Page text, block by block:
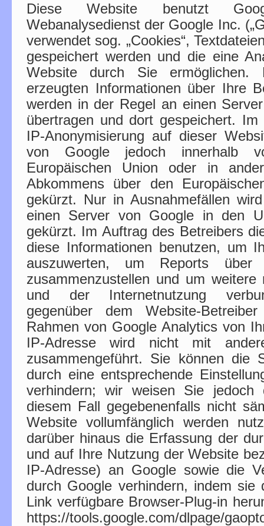
Diese Website benutzt
Webanalysedienst der Google Inc.
verwendet sog. „Cookies“,
gespeichert werden und die eine
Website durch Sie
erzeugten Informationen über Ihre
werden in der Regel an einen
übertragen und dort gespeichert.
IP-Anonymisierung auf dieser
von Google jedoch innerhalb
Europäischen Union oder in
Abkommens über den
gekürzt. Nur in Ausnahmefällen
einen Server von Google in den
gekürzt. Im Auftrag des Betreibers
diese Informationen benutzen, um
auszuwerten, um Reports über
zusammenzustellen und um
und der Internetnutzung
gegenüber dem Website-
Rahmen von Google Analytics von
IP-Adresse wird nicht mit
zusammengeführt. Sie können die
durch eine entsprechende
verhindern; wir weisen Sie
diesem Fall gegebenenfalls nicht
Website vollumfänglich werden
darüber hinaus die Erfassung der
und auf Ihre Nutzung der Website
IP-Adresse) an Google sowie die
durch Google verhindern, indem sie
Link verfügbare Browser-Plug-in
https://tools.google.com/dlpage/